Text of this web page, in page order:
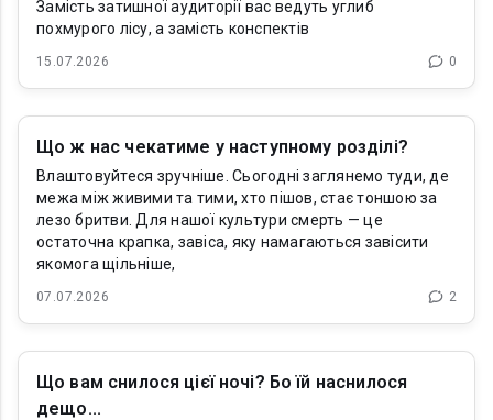
Замість затишної аудиторії вас ведуть углиб
похмурого лісу, а замість конспектів
15.07.2026 0
Що ж нас чекатиме у наступному розділі?
Влаштовуйтеся зручніше. Сьогодні заглянемо туди, де
межа між живими та тими, хто пішов, стає тоншою за
лезо бритви. Для нашої культури смерть — це
остаточна крапка, завіса, яку намагаються завісити
якомога щільніше,
07.07.2026 2
Що вам снилося цієї ночі? Бо їй наснилося
дещо...